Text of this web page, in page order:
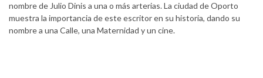
nombre de Julio Dinis a una o más arterias. La ciudad de Oporto
muestra la importancia de este escritor en su historia, dando su
nombre a una Calle, una Maternidad y un cine.